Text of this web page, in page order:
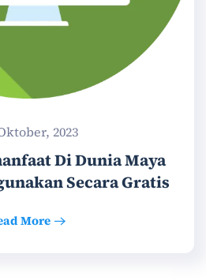
2023
Di Dunia Maya
Secara Gratis
More